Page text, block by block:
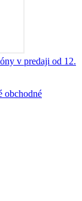
v predaji od 12.
obchodné